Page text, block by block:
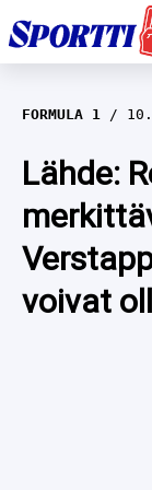
EM-
JÄÄKIEKKO
YLEISURHEILU
WILMA
TALVILAJIT
FORMULA 1
Lähde:
voivat